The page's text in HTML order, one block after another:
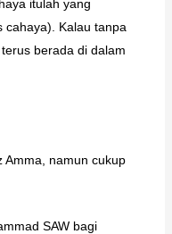
itulah yang
cahaya). Kalau tanpa
berada di dalam
Amma, namun cukup
SAW bagi